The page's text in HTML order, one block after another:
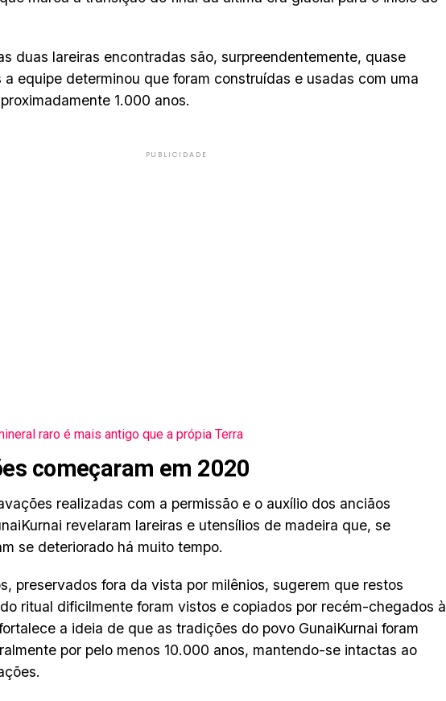
duas lareiras encontradas são, surpreendentemente, quase
a equipe determinou que foram construídas e usadas com uma
1.000 anos.
PUBLICIDADE
raro é mais antigo que a própia Terra
começaram em 2020
realizadas com a permissão e o auxílio dos anciãos
revelaram lareiras e utensílios de madeira que, se
se deteriorado há muito tempo.
preservados fora da vista por milênios, sugerem que restos
ritual dificilmente foram vistos e copiados por recém-chegados à
a ideia de que as tradições do povo GunaiKurnai foram
por pelo menos 10.000 anos, mantendo-se intactas ao